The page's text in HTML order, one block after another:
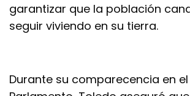
garantizar que la población
seguir viviendo en su tierra.
Durante su comparecencia en el